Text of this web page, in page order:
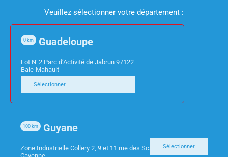
FOURNITURES DE BUREAU
CHEMISES ROCK’S 210G
OCRE EXA PQT 100
50 BTE 10 ESSELTE
Veuillez sélectionner votre département :
Guadeloupe
0 km
Lot N°2 Parc d’Activité de Jabrun 97122
Baie-Mahault
Sélectionner
Guyane
100 km
Zone Industrielle Collery 2, 9 et 11 rue des Scarabees 97300
Sélectionner